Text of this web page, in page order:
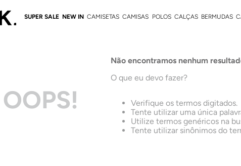
SUPER SALE NEW IN CAMISETAS CAMISAS POLOS CALÇAS BERMUDAS
OOPS!
Não encontramos nenhum
O que eu devo fazer?
Verifique os termos digitados.
Tente utilizar uma única
Utilize termos genéricos na
Tente utilizar sinônimos do